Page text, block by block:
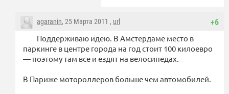
+6
agaranin, 25 Марта 2011 , url
Поддерживаю идею. В Амстердаме место в
паркинге в центре города на год стоит 100 килоевро
— поэтому там все и ездят на велосипедах.
В Париже мотороллеров больше чем автомобилей.